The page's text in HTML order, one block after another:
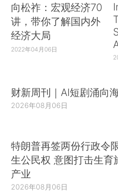
向松祚：宏观经济70
讲，带你了解国内外
经济大局
2022年04月06日
财新周刊｜AI短剧涌向
2026年08月06日
特朗普再签两份行政令
生公民权 意图打击生育
产业
2026年08月06日